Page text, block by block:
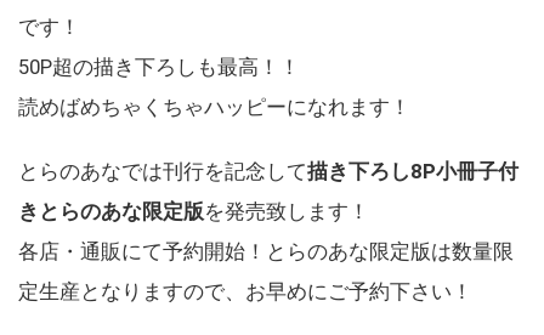
です！
50P超の描き下ろしも最高 ！！
読めばめちゃくちゃハッピーになれます！
とらのあなでは刊行を記念して描き下ろし8P小冊子付
きとらのあな限定版を発売致します！
各店・通販にて予約開始！とらのあな限定版は数量限
定生産となりますので、お早めにご予約下さい！